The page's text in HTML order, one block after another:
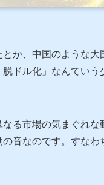
か、中国のような大
ドル化」なんていう
る市場の気まぐれな
音なのです。すな